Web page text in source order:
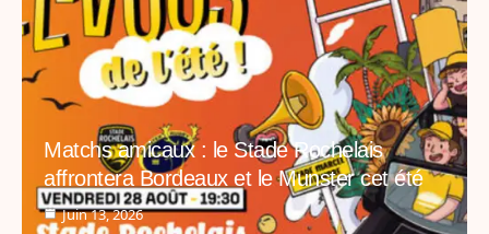
Matchs amicaux : le Stade Rochelais
affrontera Bordeaux et le Munster cet été
Juin 13, 2026